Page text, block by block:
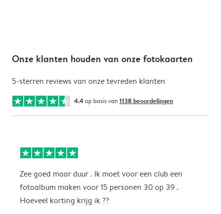
Onze klanten houden van onze fotokaarten
5-sterren reviews van onze tevreden klanten
4.4op basis van 1138 beoordelingen
Zee goed maar duur . Ik moet voor een club een
fotoalbum maken voor 15 personen 30 op 39 .
Hoeveel korting krijg ik ??